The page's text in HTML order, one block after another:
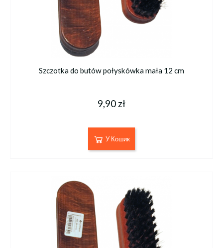
Szczotka do butów połyskówka mała 12 cm
9,90 zł
У Кошик